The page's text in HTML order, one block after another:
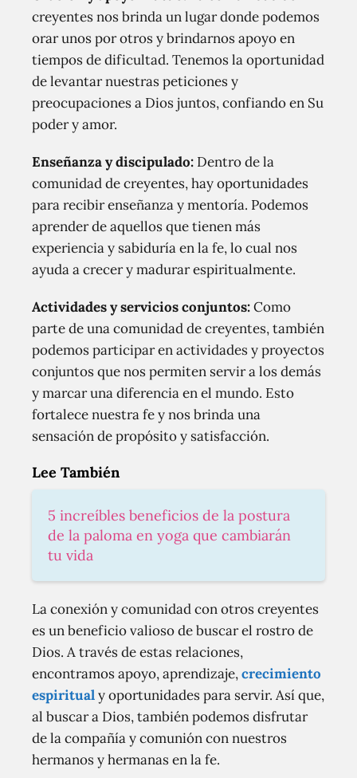
creyentes nos brinda un lugar donde podemos
orar unos por otros y brindarnos apoyo en
tiempos de dificultad. Tenemos la oportunidad
de levantar nuestras peticiones y
preocupaciones a Dios juntos, confiando en Su
poder y amor.
Enseñanza y discipulado: Dentro de la
comunidad de creyentes, hay oportunidades
para recibir enseñanza y mentoría. Podemos
aprender de aquellos que tienen más
experiencia y sabiduría en la fe, lo cual nos
ayuda a crecer y madurar espiritualmente.
Actividades y servicios conjuntos:Como
parte de una comunidad de creyentes, también
podemos participar en actividades y proyectos
conjuntos que nos permiten servir a los demás
y marcar una diferencia en el mundo. Esto
fortalece nuestra fe y nos brinda una
sensación de propósito y satisfacción.
Lee También
5 increíbles beneficios de la postura
de la paloma en yoga que cambiarán
tu vida
La conexión y comunidad con otros creyentes
es un beneficio valioso de buscar el rostro de
Dios. A través de estas relaciones,
encontramos apoyo, aprendizaje,crecimiento
espiritualy oportunidades para servir. Así que,
al buscar a Dios, también podemos disfrutar
de la compañía y comunión con nuestros
hermanos y hermanas en la fe.